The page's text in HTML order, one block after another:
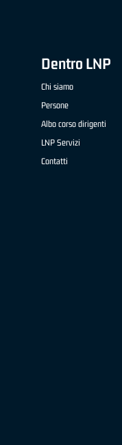
Dentro LNP
Chi siamo
Persone
Albo corso dirigenti
LNP Servizi
Contatti